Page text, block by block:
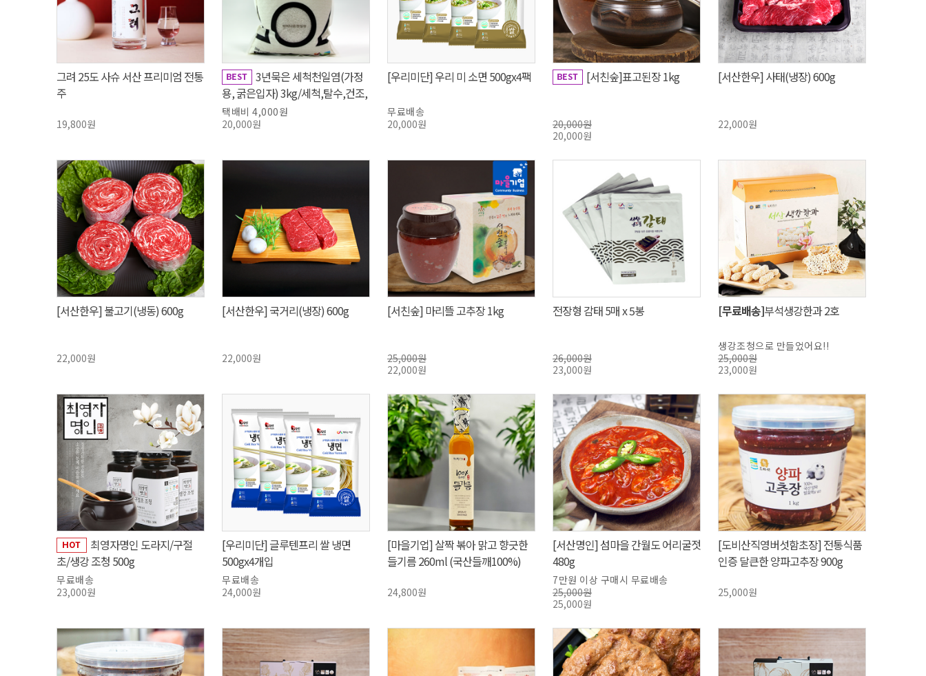
그려 25도 사슈 서산 프리미엄 전통
주
19,800원
3년묵은 세척천일염(가정
용, 굵은입자) 3kg/세척,탈수,건조,
이물질선별/굵은 입자
택배비 4,000원
20,000원
[우리미단] 우리 미 소면 500gx4팩
무료배송
20,000원
[서친숲]표고된장 1kg
20,000원
20,000원
[서산한우] 사태(냉장) 600g
22,000원
[서산한우] 불고기(냉동) 600g
22,000원
[서산한우] 국거리(냉장) 600g
22,000원
[서친숲] 마리뜰 고추장 1kg
25,000원
22,000원
전장형 감태 5매 x 5봉
26,000원
23,000원
[무료배송]부석생강한과 2호
생강조청으로 만들었어요!!
25,000원
23,000원
최영자명인 도라지/구절
초/생강 조청 500g
무료배송
23,000원
[우리미단] 글루텐프리 쌀 냉면
500gx4개입
무료배송
24,000원
[마을기업] 살짝 볶아 맑고 향긋한
들기름 260ml (국산들깨100%)
24,800원
[서산명인] 섬마을 간월도 어리굴젓
480g
7만원 이상 구매시 무료배송
25,000원
25,000원
[도비산직영버섯함초장] 전통식품
인증 달큰한 양파고추장 900g
25,000원